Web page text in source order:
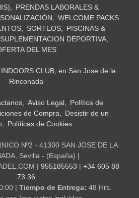
PRENDAS LABORALES &
WELCOME PACKS
SORTEOS
PISCINAS &
SUPLEMENTACION DEPORTIVA
DEL MES
INDOORS CLUB, en San Jose de la
Rinconada
Aviso Legal
Política de
de Compra
Desistir de un
Políticas de Cookies
Nº2 - 41300 SAN JOSE DE LA
Sevilla - (España) |
| 955185553 | +34 605 88
73 36
| Tiempo de Entrega: 48 Hrs.